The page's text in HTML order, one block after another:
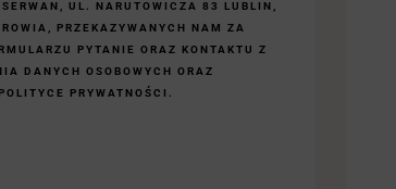
UL. NARUTOWICZA 83 LUBLIN,
PRZEKAZYWANYCH NAM ZA
PYTANIE ORAZ KONTAKTU Z
DANYCH OSOBOWYCH ORAZ
PRYWATNOŚCI.